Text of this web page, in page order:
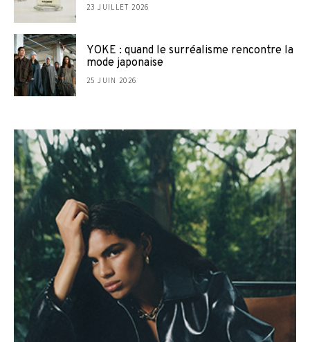
23 JUILLET 2026
YOKE : quand le surréalisme rencontre la
mode japonaise
25 JUIN 2026